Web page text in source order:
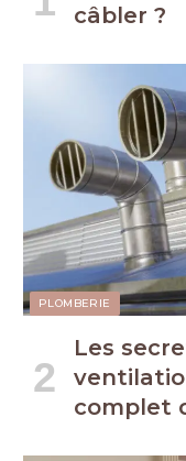
câbler ?
PLOMBERIE
Les
complet